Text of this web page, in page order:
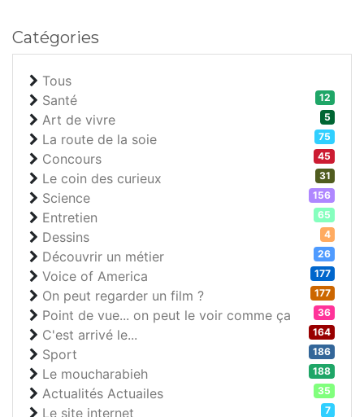
Catégories
Tous
Santé
12
Art de vivre 5
La route de la soie 75
Concours 45
Le coin des curieux 31
Science 156
Entretien 65
Dessins 4
Découvrir un métier 26
Voice of America 177
On peut regarder un film ? 177
Point de vue... on peut le voir comme ça 36
C'est arrivé le... 164
Sport 186
Le moucharabieh 188
Actualités Actuailes 35
Le site internet 7